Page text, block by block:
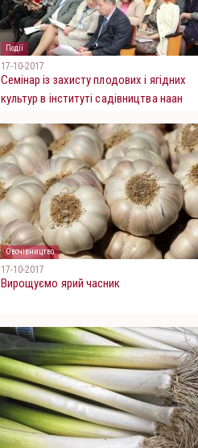
Події
17-10-2017
Семінар із захисту плодових і ягідних
культур в інституті садівництва наан
Овочівництво
17-10-2017
Вирощуємо ярий часник